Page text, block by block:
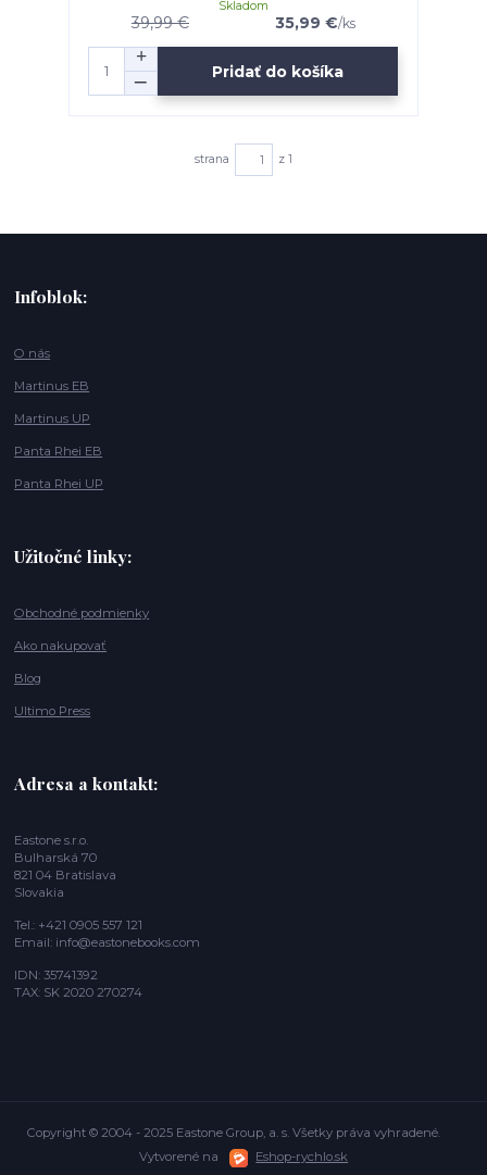
39,99 € 35,99 €/ks
Skladom
Pridať do košíka
strana z 1
Infoblok:
O nás
Martinus EB
Martinus UP
Panta Rhei EB
Panta Rhei UP
Užitočné linky:
Obchodné podmienky
Ako nakupovať
Blog
Ultimo Press
Adresa a kontakt:
Eastone s.r.o.
Bulharská 70
821 04 Bratislava
Slovakia
Tel.: +421 0905 557 121
Email: info@eastonebooks.com
IDN: 35741392
TAX: SK 2020 270274
Copyright © 2004 - 2025 Eastone Group, a. s. Všetky práva vyhradené.
Vytvorené na
Eshop-rychlo.sk